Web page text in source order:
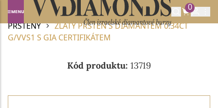
0
Domů DIAMANTOVÉ ŠPERKY
DIAMANTOVÉ
PRSTENY
ZLATÝ PRSTEN S DIAMANTEM 0.34CT
G/VVS1 S GIA CERTIFIKÁTEM
Kód produktu: 13719